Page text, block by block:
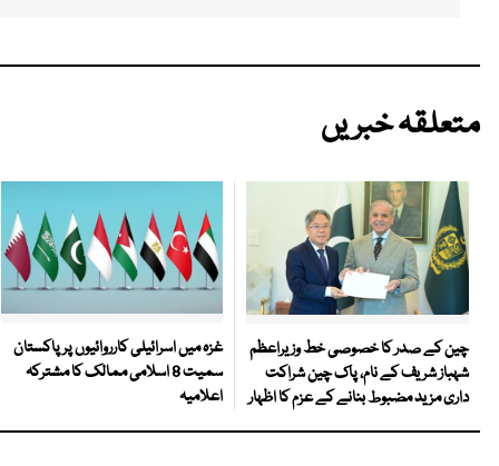
متعلقہ خبریں
چین کے صدر کا خصوصی خط وزیراعظم
شہباز شریف کے نام، پاک چین شراکت
داری مزید مضبوط بنانے کے عزم کا اظہار
غزہ میں اسرائیلی کارروائیوں پر پاکستان
سمیت 8 اسلامی ممالک کا مشترکہ
اعلامیہ